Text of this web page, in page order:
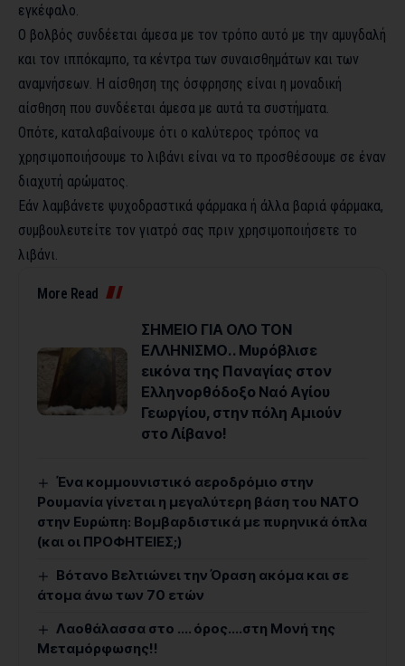
εγκέφαλο.
Ο βολβός συνδέεται άμεσα με τον τρόπο αυτό με την αμυγδαλή
και τον ιππόκαμπο, τα κέντρα των συναισθημάτων και των
αναμνήσεων. Η αίσθηση της όσφρησης είναι η μοναδική
αίσθηση που συνδέεται άμεσα με αυτά τα συστήματα.
Οπότε, καταλαβαίνουμε ότι ο καλύτερος τρόπος να
χρησιμοποιήσουμε το λιβάνι είναι να το προσθέσουμε σε έναν
διαχυτή αρώματος.
Εάν λαμβάνετε ψυχοδραστικά φάρμακα ή άλλα βαριά φάρμακα,
συμβουλευτείτε τον γιατρό σας πριν χρησιμοποιήσετε το
λιβάνι.
More Read
ΣΗΜΕΙΟ ΓΙΑ ΟΛΟ ΤΟΝ
ΕΛΛΗΝΙΣΜΟ.. Μυρόβλισε
εικόνα της Παναγίας στον
Ελληνορθόδοξο Ναό Αγίου
Γεωργίου, στην πόλη Αμιούν
στο Λίβανο!
Ένα κομμουνιστικό αεροδρόμιο στην
Ρουμανία γίνεται η μεγαλύτερη βάση του ΝΑΤΟ
στην Ευρώπη: Βομβαρδιστικά με πυρηνικά όπλα
(και οι ΠΡΟΦΗΤΕΙΕΣ;)
Βότανο Βελτιώνει την Όραση ακόμα και σε
άτομα άνω των 70 ετών
Λαοθάλασσα στο …. όρος….στη Μονή της
Μεταμόρφωσης!!